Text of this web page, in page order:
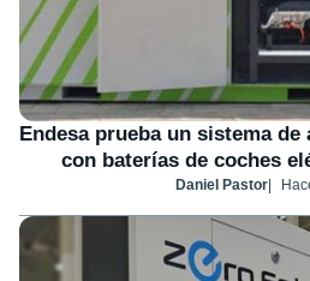
Endesa prueba un sistema de
con baterías de coches
Daniel Pastor